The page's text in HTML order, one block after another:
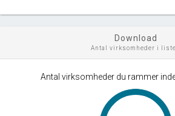
Download
Antal virksomheder i
Antal virksomheder du rammer